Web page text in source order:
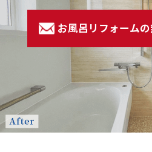
お風呂リフォーム